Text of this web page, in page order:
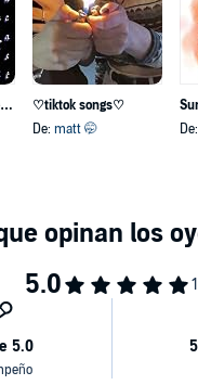
Head & Heart: A Keeper of the Lost Cities Podcast
♡tiktok songs♡
De: matt 🤭
De: